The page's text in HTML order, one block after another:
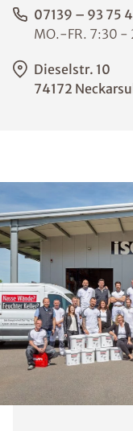
07139 – 93 75
MO.-FR. 7:30 -
Dieselstr. 10
74172